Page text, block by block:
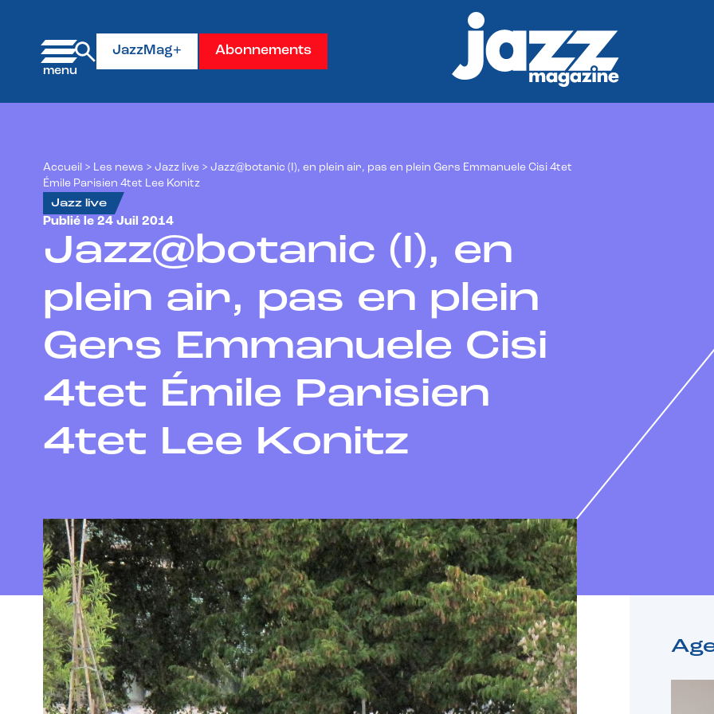
JazzMag+ Abonnements
Accueil > Les news > Jazz live > Jazz@botanic (I), en plein air, pas en plein Gers Emmanuele Cisi 4tet
Émile Parisien 4tet Lee Konitz
Jazz live
Publié le 24 Juil 2014
Jazz@botanic (I), en
plein air, pas en plein
Gers Emmanuele Cisi
4tet Émile Parisien
4tet Lee Konitz